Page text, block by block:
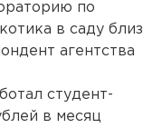
по
в саду близ
агентства
студент-
в месяц